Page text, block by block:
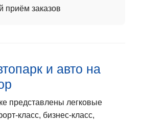
приём заказов
и авто на
представлены легковые
бизнес‑класс,